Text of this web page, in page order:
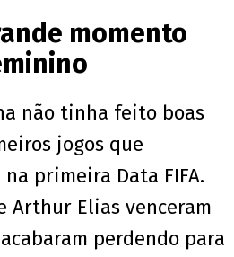
momento
não tinha feito boas
jogos que
primeira Data FIFA.
Arthur Elias venceram
perdendo para